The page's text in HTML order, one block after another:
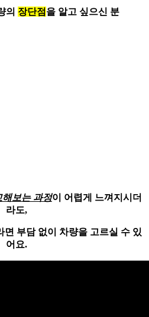
의 장단점 을 알고 싶으신 분
해보는 과정이 어렵게 느껴지시더
라도,
면 부담 없이
차량을 고르실 수 있
어요.